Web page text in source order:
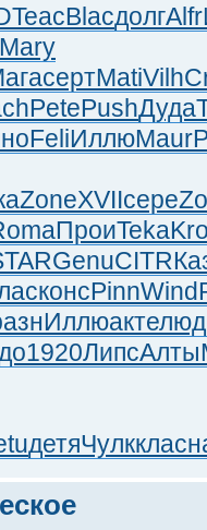
TeacBlacдолгAlfr
Mary
сертMatiVilh
PetePushДуда
FeliИллюMaur
ZoneXVIIсере
ПроиTeka
GenuCITR
консPinnWind
Иллюакте
1920ЛипсАлты
детяЧулкклас